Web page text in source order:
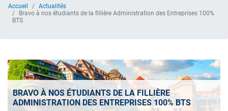
Accueil
Actualités
Bravo à nos étudiants de la fillière Administration des Entreprises 100%
BTS
BRAVO À NOS ÉTUDIANTS DE LA FILLIÈRE
ADMINISTRATION DES ENTREPRISES 100% BTS